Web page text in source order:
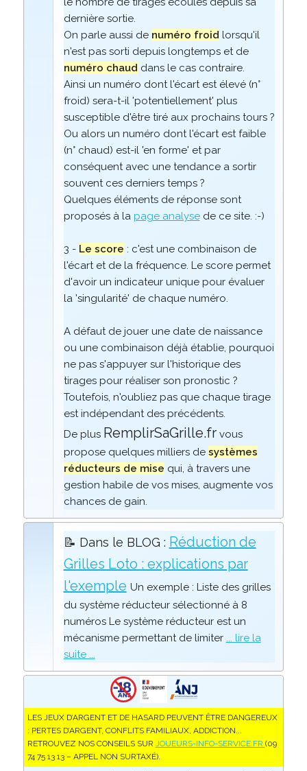
dernière sortie.
On parle aussi de numéro froid lorsqu'il
n'est pas sorti depuis longtemps et de
numéro chaud dans le cas contraire.
Ainsi un numéro dont l'écart est élevé (n°
froid) sera-t-il 'potentiellement' plus
susceptible d'être tiré aux prochains tours ?
Ou alors un numéro dont l'écart est faible
(n° chaud) est-il 'en forme' et par
conséquent avec une tendance a sortir
souvent ces derniers temps ?
Quelques éléments de réponse sont
proposés à la page analysede ce site. :-)
3 - Le score : c'est une combinaison de
l'écart et de la fréquence. Le score permet
d'avoir un indicateur unique pour évaluer
la 'singularité' de chaque numéro.
A défaut de jouer une date de naissance
ou une combinaison déjà établie, pourquoi
ne pas s'appuyer sur l'historique des
tirages pour réaliser son pronostic ?
Toutefois, n'oubliez pas que chaque tirage
est indépendant des précédents.
De plus RemplirSaGrille.frvous
propose quelques milliers de systèmes
réducteurs de mise qui, à travers une
gestion habile de vos mises, augmente vos
chances de gain.
📝 Dans le BLOG : Réduction de
Grilles Loto : explications par
l'exemple Un exemple : Liste des grilles
du système réducteur sélectionné à 8
numéros Le système réducteur est un
mécanisme permettant de limiter ... lire la
suite ...
LES JEUX D’ARGENT ET DE HASARD PEUVENT ÊTRE DANGEREUX
: PERTES D’ARGENT, CONFLITS FAMILIAUX, ADDICTION...
RETROUVEZ NOS CONSEILS SUR JOUEURS-INFO-SERVICE.FR (09
74 75 13 13 – APPEL NON SURTAXÉ).